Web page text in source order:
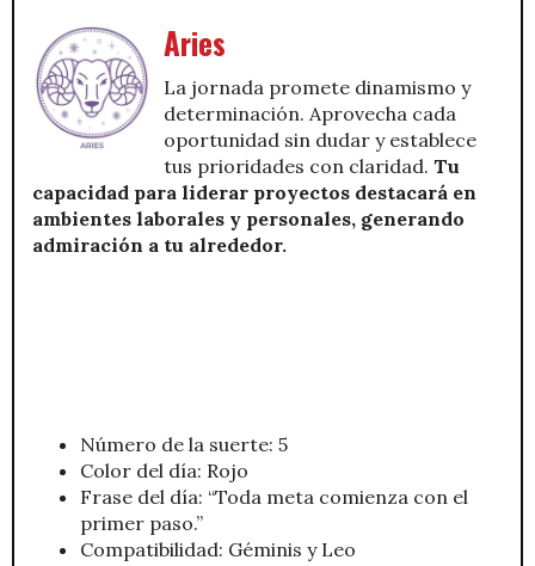
Aries
La jornada promete dinamismo y
determinación. Aprovecha cada
oportunidad sin dudar y establece
tus prioridades con claridad. Tu
capacidad para liderar proyectos destacará en
ambientes laborales y personales, generando
admiración a tu alrededor.
Número de la suerte: 5
Color del día: Rojo
Frase del día: “Toda meta comienza con el
primer paso.”
Compatibilidad: Géminis y Leo